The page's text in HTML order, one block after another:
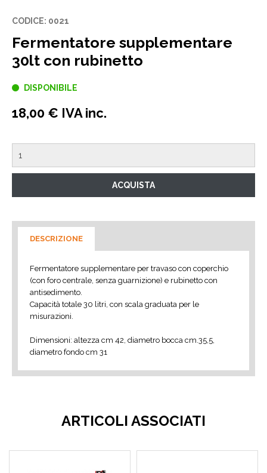
CODICE: 0021
Fermentatore supplementare
30lt con rubinetto
DISPONIBILE
18,00 € IVA inc.
DESCRIZIONE
Fermentatore supplementare per travaso con coperchio
(con foro centrale, senza guarnizione) e rubinetto con
antisedimento.
Capacità totale 30 litri, con scala graduata per le
misurazioni.
Dimensioni: altezza cm 42, diametro bocca cm.35,5,
diametro fondo cm 31
ARTICOLI ASSOCIATI